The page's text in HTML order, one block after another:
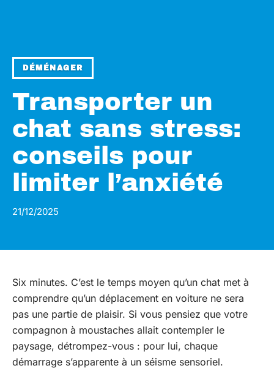
DÉMÉNAGER
Transporter un
chat sans stress:
conseils pour
limiter l’anxiété
21/12/2025
Six minutes. C’est le temps moyen qu’un chat met à
comprendre qu’un déplacement en voiture ne sera
pas une partie de plaisir. Si vous pensiez que votre
compagnon à moustaches allait contempler le
paysage, détrompez-vous : pour lui, chaque
démarrage s’apparente à un séisme sensoriel.